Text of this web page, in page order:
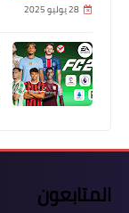
28 يوليو 2025
المتابعون